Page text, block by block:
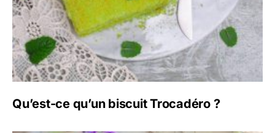
Qu’est-ce qu’un biscuit Trocadéro ?